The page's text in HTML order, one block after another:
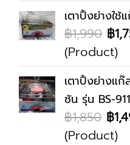
เตาปิ้งย่างใ
฿1,990 ฿
(Product)
เตาปิ้งย่างแ
ซัน รุ่น BS-911
฿1,850 ฿
(Product)